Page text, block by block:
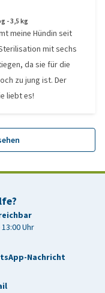
- 3,5 kg
meine Hündin seit
mit sechs
da sie für die
zu jung ist. Der
liebt es!
Uhr
Nachricht